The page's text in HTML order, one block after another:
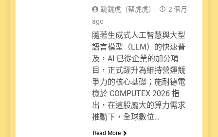
跳跳虎（蔡虎虎）
2 個月
ago
隨著生成式人工智慧與大型
語言模型（LLM）的快速普
及，AI 已從企業的加分項
目，正式躍升為維持營運競
爭力的核心基礎；施耐德電
機於 COMPUTEX 2026 指
出，在這股龐大的算力需求
推動下，全球數位…
Read More